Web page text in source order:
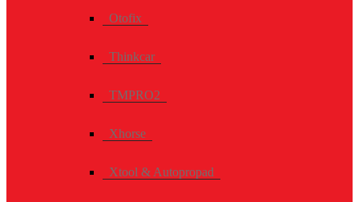
Otofix
Thinkcar
TMPRO2
Xhorse
Xtool & Autopropad